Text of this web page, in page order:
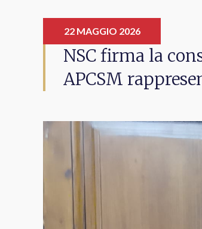
22 MAGGIO 2026
NSC firma la
APCSM